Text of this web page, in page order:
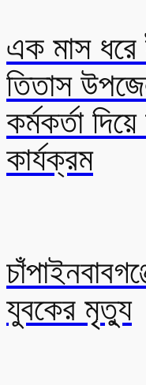
এক মাস
তিতাস
কর্মকর্তা
কার্যক্রম
যুবকের মৃত্যু